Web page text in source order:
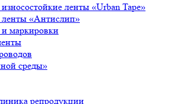
ленты «Urban Tape»
ленты «Антислип»
маркировки
среды»
репродукции